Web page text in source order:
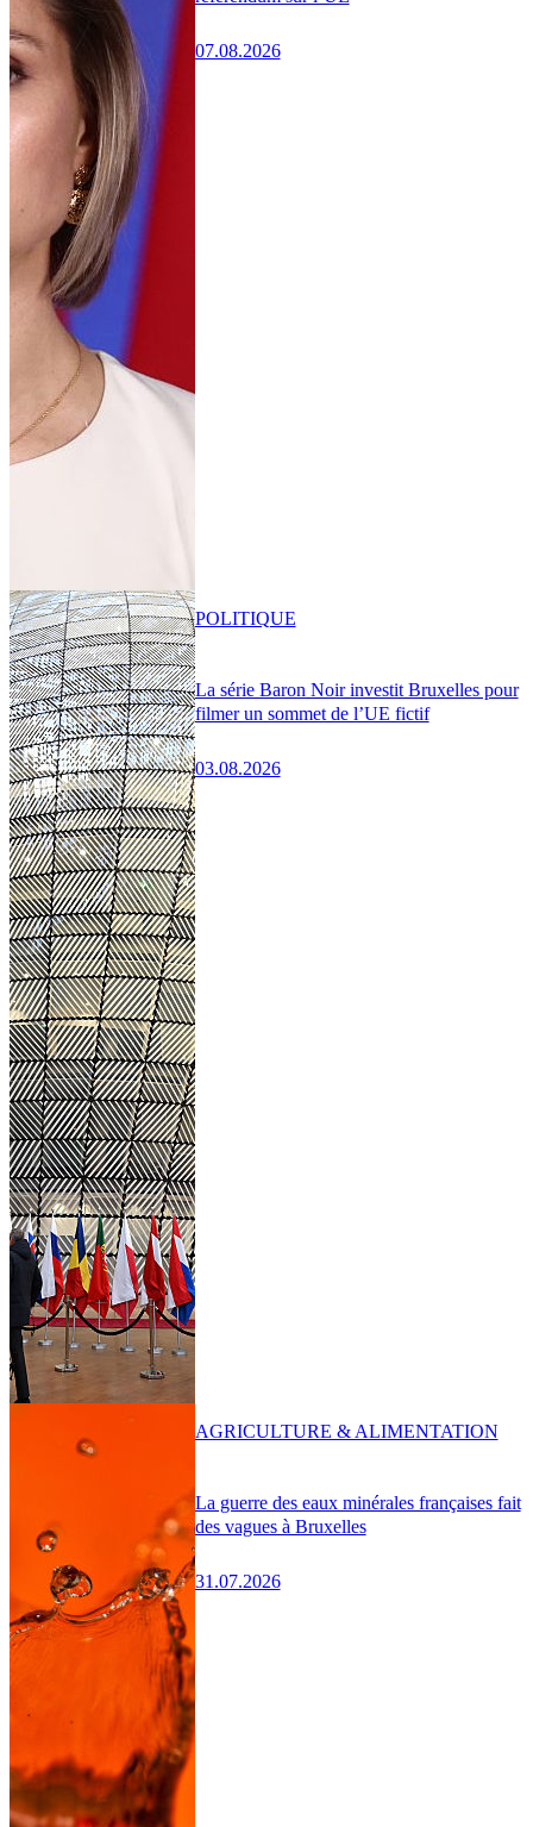
07.08.2026
La série Baron Noir investit Bruxelles pour
filmer un sommet de l’UE fictif
03.08.2026
POLITIQUE
La guerre des eaux minérales françaises fait
des vagues à Bruxelles
31.07.2026
AGRICULTURE & ALIMENTATION